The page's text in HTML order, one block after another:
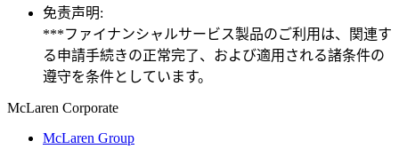
免责声明:
***ファイナンシャルサービス製品のご利用は、関連す
る申請手続きの正常完了、および適用される諸条件の
遵守を条件としています。
McLaren Corporate
McLaren Group